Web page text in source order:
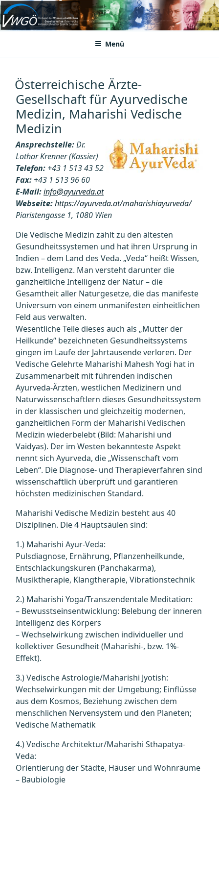
Zum
Inhalt
springenVWGÖ
Federation of Austrian Scientific Societies
Menü
Österreichische Ärzte-
Gesellschaft für Ayurvedische
Medizin, Maharishi Vedische
Medizin
Ansprechstelle:Dr.
Lothar Krenner (Kassier)
Telefon: +43 1 513 43 52
Fax: +43 1 513 96 60
E-Mail:info@ayurveda.at
Webseite:https://ayurveda.at/maharishiayurveda/
Piaristengasse 1, 1080 Wien
Die Vedische Medizin zählt zu den ältesten
Gesundheitssystemen und hat ihren Ursprung in
Indien – dem Land des Veda. „Veda“ heißt Wissen,
bzw. Intelligenz. Man versteht darunter die
ganzheitliche Intelligenz der Natur – die
Gesamtheit aller Naturgesetze, die das manifeste
Universum von einem unmanifesten einheitlichen
Feld aus verwalten.
Wesentliche Teile dieses auch als „Mutter der
Heilkunde“ bezeichneten Gesundheitssystems
gingen im Laufe der Jahrtausende verloren. Der
Vedische Gelehrte Maharishi Mahesh Yogi hat in
Zusammenarbeit mit führenden indischen
Ayurveda-Ärzten, westlichen Medizinern und
Naturwissenschaftlern dieses Gesundheitssystem
in der klassischen und gleichzeitig modernen,
ganzheitlichen Form der Maharishi Vedischen
Medizin wiederbelebt (Bild: Maharishi und
Vaidyas). Der im Westen bekannteste Aspekt
nennt sich Ayurveda, die „Wissenschaft vom
Leben“. Die Diagnose- und Therapieverfahren sind
wissenschaftlich überprüft und garantieren
höchsten medizinischen Standard.
Maharishi Vedische Medizin besteht aus 40
Disziplinen. Die 4 Hauptsäulen sind:
1.) Maharishi Ayur-Veda:
Pulsdiagnose, Ernährung, Pflanzenheilkunde,
Entschlackungskuren (Panchakarma),
Musiktherapie, Klangtherapie, Vibrationstechnik
2.) Maharishi Yoga/Transzendentale Meditation:
– Bewusstseinsentwicklung: Belebung der inneren
Intelligenz des Körpers
– Wechselwirkung zwischen individueller und
kollektiver Gesundheit (Maharishi-, bzw. 1%-
Effekt).
3.) Vedische Astrologie/Maharishi Jyotish:
Wechselwirkungen mit der Umgebung; Einflüsse
aus dem Kosmos, Beziehung zwischen dem
menschlichen Nervensystem und den Planeten;
Vedische Mathematik
4.) Vedische Architektur/Maharishi Sthapatya-
Veda:
Orientierung der Städte, Häuser und Wohnräume
– Baubiologie